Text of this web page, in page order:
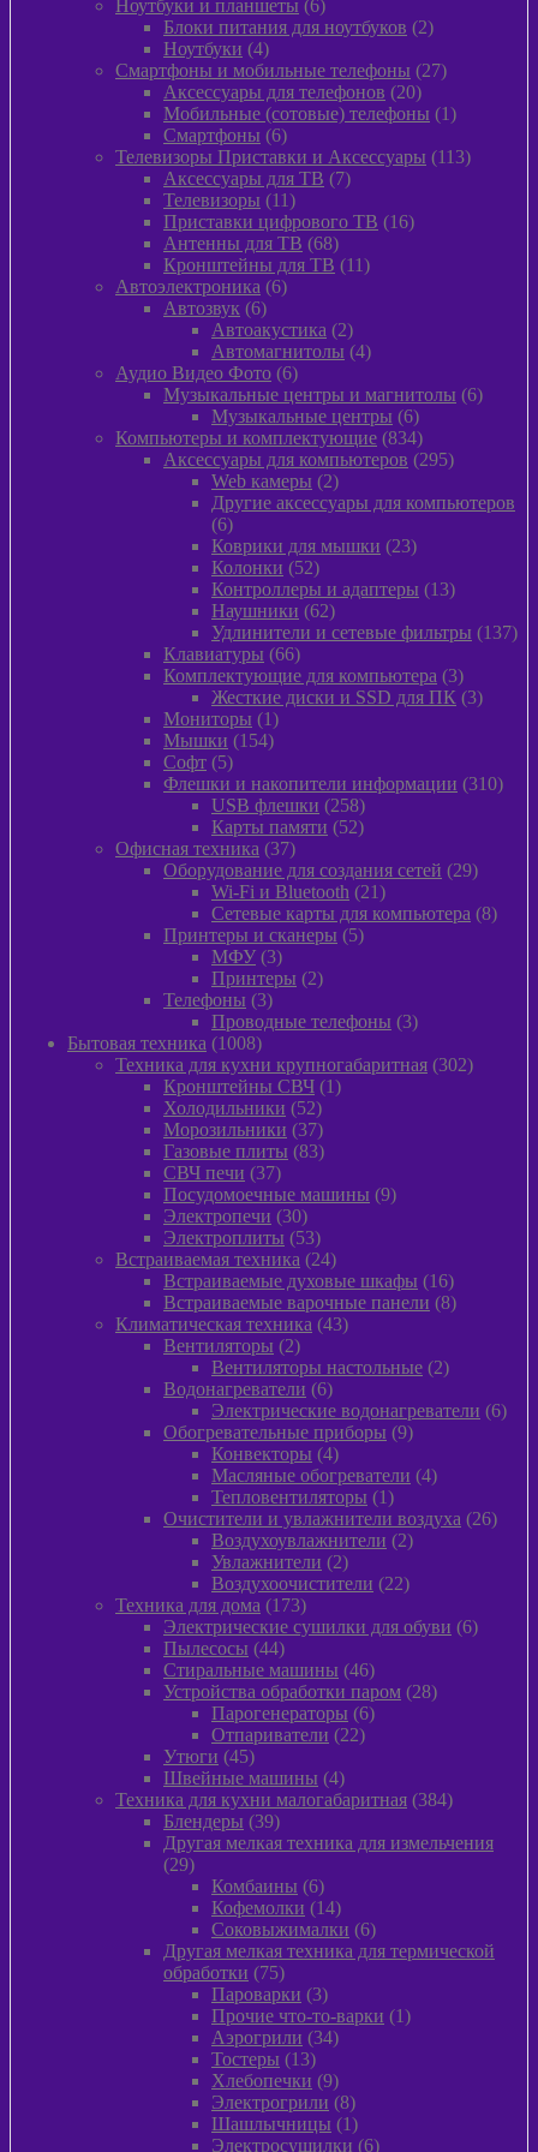
Ноутбуки и планшеты 66
товаров
Блоки питания для ноутбуков 22
Ноутбуки 44
товара
Смартфоны и мобильные телефоны 2727
Аксессуары для телефонов 2020
товаров
Мобильные (сотовые) телефоны 11
Смартфоны 66
товаров
Телевизоры Приставки и Аксессуары 113113
Аксессуары для ТВ 77
Телевизоры 1111
товаров
Приставки цифрового ТВ 1616
Антенны для ТВ 6868
товаров
Кронштейны для ТВ 1111
Автоэлектроника 66
Автозвук 66
товаров
Автоакустика 22
товара
Автомагнитолы 44
Аудио Видео Фото 66
товаров
Музыкальные центры и магнитолы 66
Музыкальные центры 66
товаров
Компьютеры и комплектующие 834834
товара
Аксессуары для компьютеров 295295
Web камеры 22
товара
Другие аксессуары для компьютеров
66
товаров
Коврики для мышки 2323
Колонки 5252
товара
Контроллеры и адаптеры 1313
Наушники 6262
товара
Удлинители и сетевые фильтры 137137
Клавиатуры 6666
товаров
Комплектующие для компьютера 33
товара
Жесткие диски и SSD для ПК 33
Мониторы 11
товар
Мышки 154154
Софт 55
товаров
Флешки и накопители информации 310310
USB флешки 258258
товаров
Карты памяти 5252
Офисная техника 3737
товаров
Оборудование для создания сетей 2929
Wi-Fi и Bluetooth 2121
товар
Сетевые карты для компьютера 88
Принтеры и сканеры 55
МФУ 33
товара
Принтеры 22
Телефоны 33
товара
Проводные телефоны 33
Бытовая техника 10081008
товаров
Техника для кухни крупногабаритная 302302
Кронштейны СВЧ 11
Холодильники 5252
товара
Морозильники 3737
товаров
Газовые плиты 8383
СВЧ печи 3737
товаров
Посудомоечные машины 99
Электропечи 3030
товаров
Электроплиты 5353
товара
Встраиваемая техника 2424
товара
Встраиваемые духовые шкафы 1616
товаров
Встраиваемые варочные панели 88
Климатическая техника 4343
Вентиляторы 22
товара
Вентиляторы настольные 22
Водонагреватели 66
товаров
Электрические водонагреватели 66
Обогревательные приборы 99
Конвекторы 44
товара
Масляные обогреватели 44
Тепловентиляторы 11
товар
Очистители и увлажнители воздуха 2626
Воздухоувлажнители 22
Увлажнители 22
товара
Воздухоочистители 2222
Техника для дома 173173
товара
Электрические сушилки для обуви 66
Пылесосы 4444
товара
Стиральные машины 4646
товаров
Устройства обработки паром 2828
Парогенераторы 66
Отпариватели 2222
Утюги 4545
товаров
Швейные машины 44
товара
Техника для кухни малогабаритная 384384
Блендеры 3939
товаров
Другая мелкая техника для измельчения
2929
товаров
Комбаины 66
товаров
Кофемолки 1414
товаров
Соковыжималки 66
товаров
Другая мелкая техника для термической
обработки
7575
товаров
Пароварки 33
товара
Прочие что-то-варки 11
Аэрогрили 3434
Тостеры 1313
товаров
Хлебопечки 99
товаров
Электрогрили 88
товаров
Шашлычницы 11
товар
Электросушилки 66